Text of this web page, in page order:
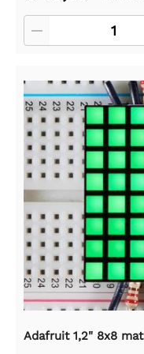
Adafruit 1,2" 8x8